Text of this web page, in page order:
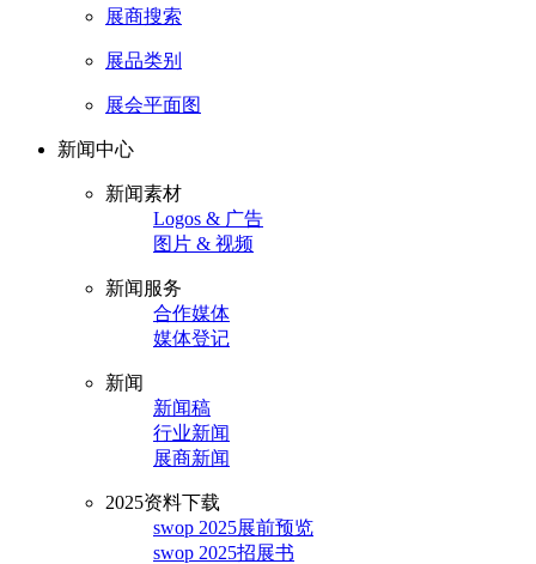
展商搜索
展品类别
展会平面图
新闻中心
新闻素材
Logos & 广告
图片 & 视频
新闻服务
合作媒体
媒体登记
新闻
新闻稿
行业新闻
展商新闻
2025资料下载
swop 2025展前预览
swop 2025招展书